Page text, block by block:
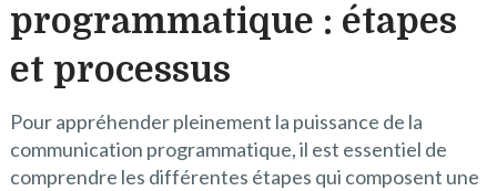
programmatique : étapes
et processus
Pour appréhender pleinement la puissance de la
communication programmatique, il est essentiel de
comprendre les différentes étapes qui composent une